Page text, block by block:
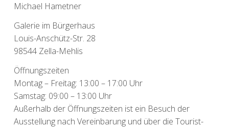
Michael Hametner
Galerie im Bürgerhaus
Louis-Anschütz-Str. 28
98544 Zella-Mehlis
Öffnungszeiten
Montag – Freitag: 13:00 – 17:00 Uhr
Samstag: 09:00 – 13:00 Uhr
Außerhalb der Öffnungszeiten ist ein Besuch der
Ausstellung nach Vereinbarung und über die Tourist-